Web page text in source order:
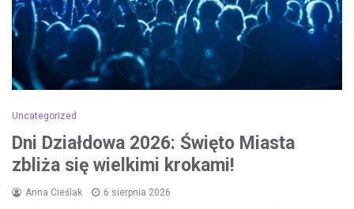
Uncategorized
Dni Działdowa 2026: Święto Miasta
zbliża się wielkimi krokami!
Anna Cieślak 6 sierpnia 2026